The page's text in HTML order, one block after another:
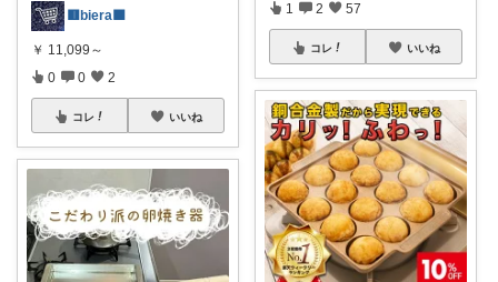
🟥biera🟦
￥ 11,099～
0 0 2
コレ いいね
1 2 57
コレ いいね